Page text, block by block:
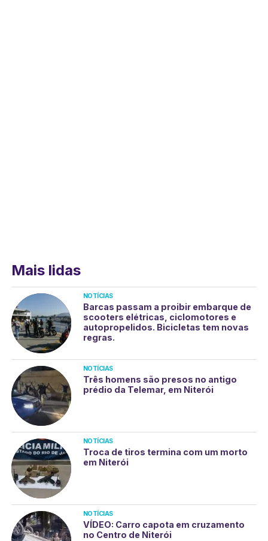
Mais lidas
NOTÍCIAS
Barcas passam a proibir embarque de
scooters elétricas, ciclomotores e
autopropelidos. Bicicletas tem novas
regras.
NOTÍCIAS
Três homens são presos no antigo
prédio da Telemar, em Niterói
NOTÍCIAS
Troca de tiros termina com um morto
em Niterói
NOTÍCIAS
VÍDEO: Carro capota em cruzamento
no Centro de Niterói